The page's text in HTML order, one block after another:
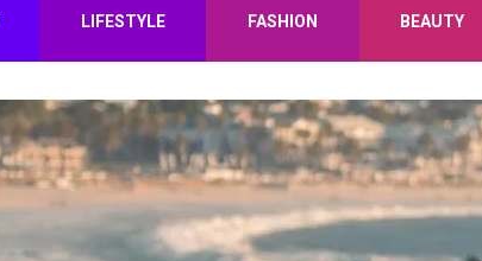
LIFESTYLE FASHION BEAUTY